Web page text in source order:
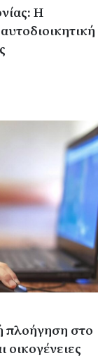
Η
πλοήγηση στο
οικογένειες